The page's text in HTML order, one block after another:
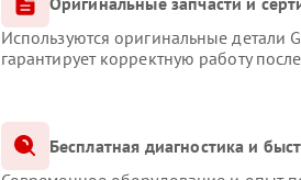
Используются оригинальные
гарантирует корректную работу
Бесплатная диагностика и